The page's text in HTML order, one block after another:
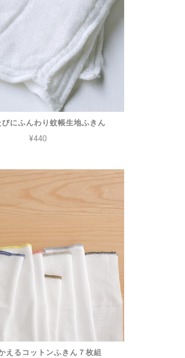
にふんわり蚊帳生地ふきん
¥440
えるコットンふきん７枚組